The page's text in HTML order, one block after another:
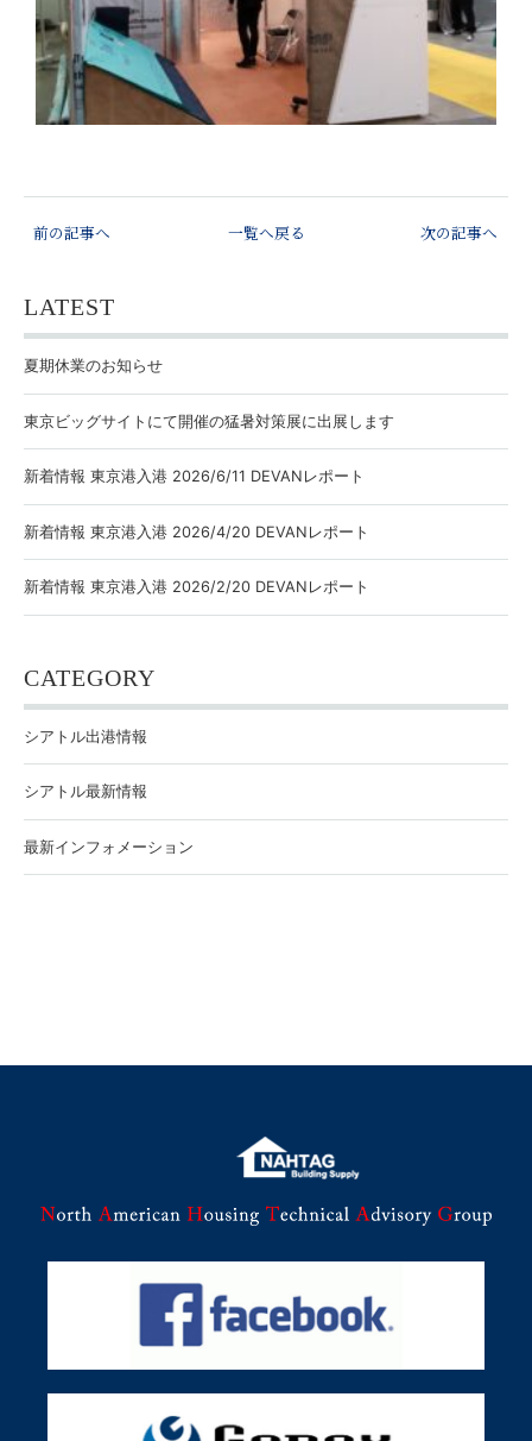
前の記事へ 次の記事へ
一覧へ戻る
LATEST
夏期休業のお知らせ
東京ビッグサイトにて開催の猛暑対策展に出展します
新着情報 東京港入港 2026/6/11 DEVANレポート
新着情報 東京港入港 2026/4/20 DEVANレポート
新着情報 東京港入港 2026/2/20 DEVANレポート
CATEGORY
シアトル出港情報
シアトル最新情報
最新インフォメーション